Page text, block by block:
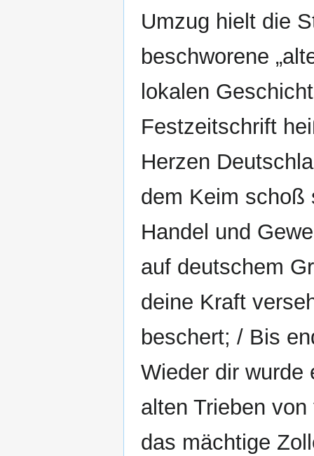
Umzug hielt die
beschworene
lokalen
Festzeitschrift
Herzen
dem Keim schoß
Handel und
auf deutschem
deine Kraft
beschert; / Bis
Wieder dir wurde
alten Trieben
das mächtige